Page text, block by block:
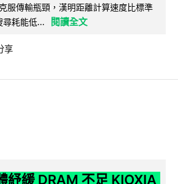
服傳輸瓶頸，漢明距離計算速度比標準
尋耗能低...
閱讀全文
享
紓緩 DRAM 不足 KIOXIA